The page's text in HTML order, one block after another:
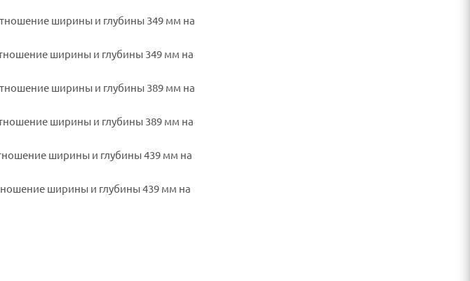
ширины и глубины 349 мм на
ширины и глубины 349 мм на
ширины и глубины 389 мм на
ширины и глубины 389 мм на
ширины и глубины 439 мм на
ширины и глубины 439 мм на